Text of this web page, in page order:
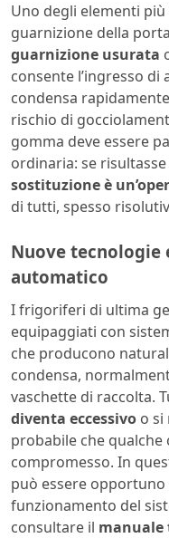
Uno degli elementi
guarnizione della
guarnizione usurata
consente l’ingresso di
condensa
rischio di
gomma deve essere
ordinaria: se
sostituzione è
di tutti, spesso
Nuove tecnologie
automatico
I frigoriferi di ultima
equipaggiati con
che producono
condensa,
vaschette di raccolta.
diventa eccessivo o si
probabile che qualche
compromesso. In
può essere
funzionamento del
consultare il manuale